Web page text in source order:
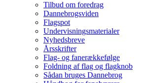
Tilbud om foredrag
Dannebrogsviden
Flagspot
Undervisningsmaterialer
Nyhedsbreve
Årsskrifter
Flag- og fanerækkefølge
Foldning af flag og flagknob
Sådan bruges Dannebrog